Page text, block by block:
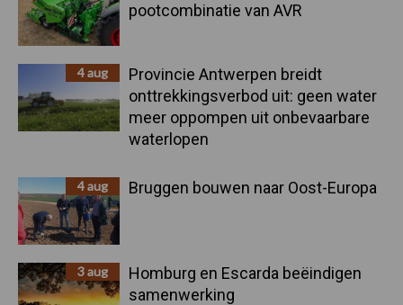
pootcombinatie van AVR
4 aug
Provincie Antwerpen breidt
onttrekkingsverbod uit: geen water
meer oppompen uit onbevaarbare
waterlopen
4 aug Bruggen bouwen naar Oost-Europa
3 aug
Homburg en Escarda beëindigen
samenwerking